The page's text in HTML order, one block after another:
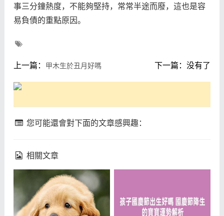
事三分鐘熱度，不能夠堅持，常常半途而廢，這也是容
易負債的重點原因。
上一篇： 甲木生於丑月好嗎 下一篇：没有了
您可能還會對下面的文章感興趣：
相關文章